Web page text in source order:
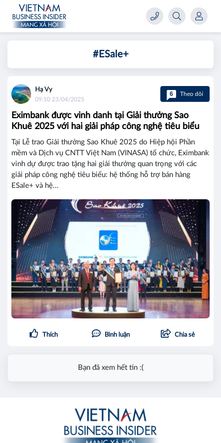
#ESale+
Hạ Vy
09:10 23/04/2025
6 Theo dõi
Eximbank được vinh danh tại Giải thưởng Sao
Khuê 2025 với hai giải pháp công nghệ tiêu biểu
Tại Lễ trao Giải thưởng Sao Khuê 2025 do Hiệp hội Phần
mềm và Dịch vụ CNTT Việt Nam (VINASA) tổ chức, Eximbank
vinh dự được trao tặng hai giải thưởng quan trọng với các
giải pháp công nghệ tiêu biểu: hệ thống hỗ trợ bán hàng
ESale+ và hệ...
Thích Bình luận Chia sẻ
Bạn đã xem hết tin :(